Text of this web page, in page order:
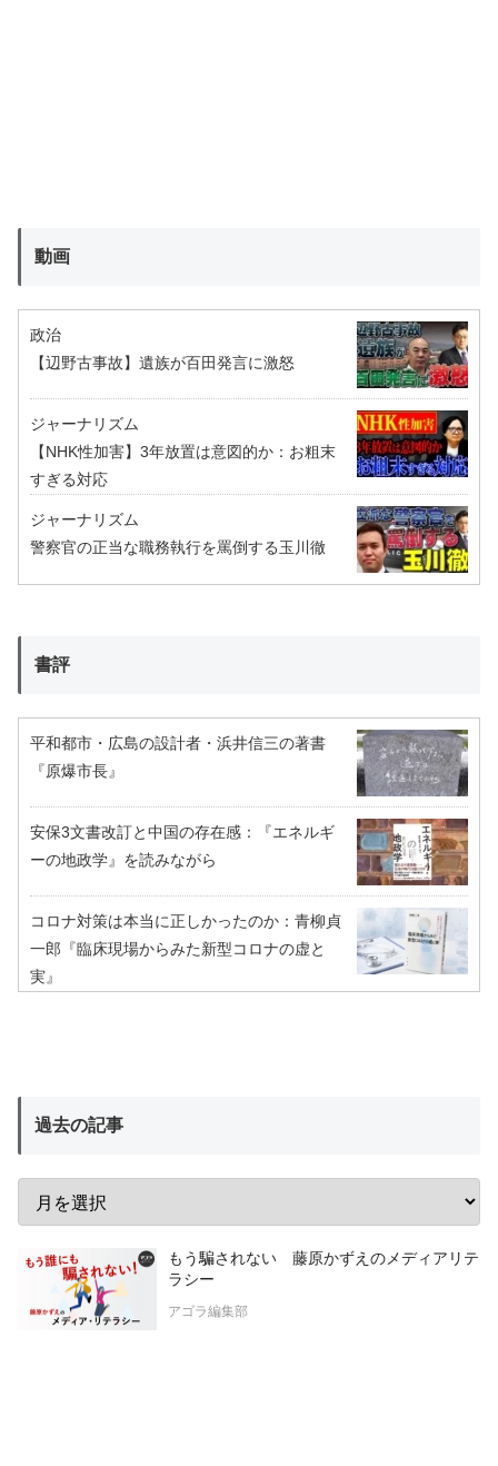
動画
政治
【辺野古事故】遺族が百田発言に激怒
ジャーナリズム
【NHK性加害】3年放置は意図的か：お粗末
すぎる対応
ジャーナリズム
警察官の正当な職務執行を罵倒する玉川徹
書評
平和都市・広島の設計者・浜井信三の著書
『原爆市長』
安保3文書改訂と中国の存在感：『エネルギ
ーの地政学』を読みながら
コロナ対策は本当に正しかったのか：青柳貞
一郎『臨床現場からみた新型コロナの虚と
実』
過去の記事
もう騙されない 藤原かずえのメディアリテ
ラシー
アゴラ編集部